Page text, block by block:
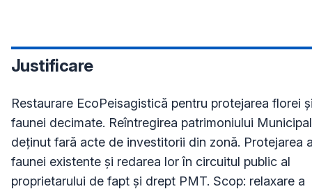
Justificare
Restaurare EcoPeisagistică pentru protejarea florei
faunei decimate. Reîntregirea patrimoniului
deținut fară acte de investitorii din zonă. Protejarea
faunei existente și redarea lor în circuitul public al
proprietarului de fapt și drept PMT. Scop: relaxare a